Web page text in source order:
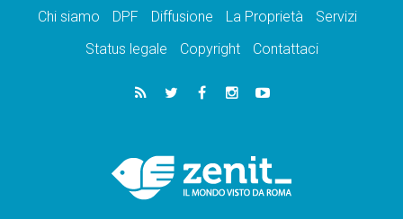
Chi siamo DPF Diffusione La Proprietà
Servizi
Status legale
Copyright Contattaci